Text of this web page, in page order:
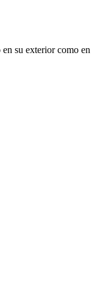
su exterior como en